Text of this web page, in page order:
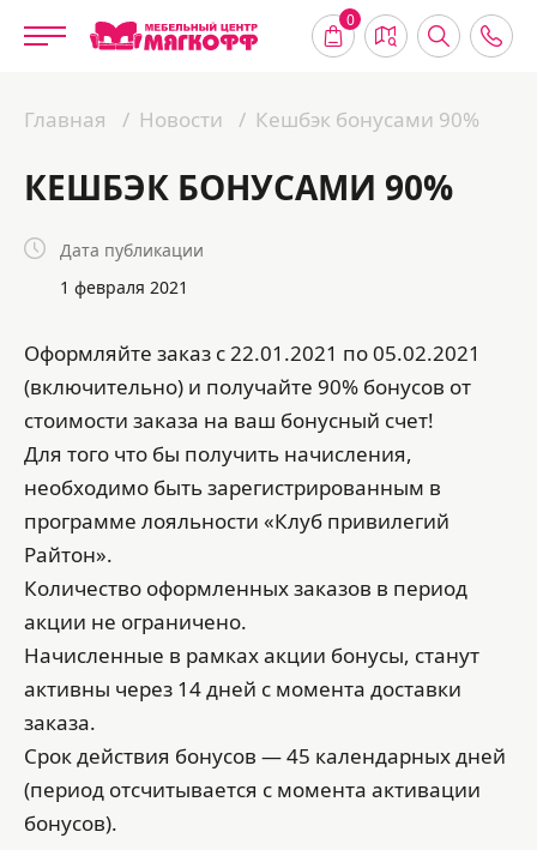
0
Главная Новости Кешбэк бонусами 90%
КЕШБЭК БОНУСАМИ 90%
Дата публикации
1 февраля 2021
Оформляйте заказ с 22.01.2021 по 05.02.2021
(включительно) и получайте 90% бонусов от
стоимости заказа на ваш бонусный счет!
Для того что бы получить начисления,
необходимо быть зарегистрированным в
программе лояльности «Клуб привилегий
Райтон».
Количество оформленных заказов в период
акции не ограничено.
Начисленные в рамках акции бонусы, станут
активны через 14 дней с момента доставки
заказа.
Срок действия бонусов — 45 календарных дней
(период отсчитывается с момента активации
бонусов).